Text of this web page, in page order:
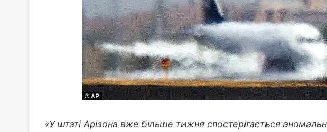
«У штаті Арізона вже більше тижня спостерігається